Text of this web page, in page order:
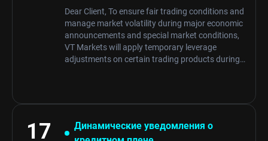
Schedule Notification
Dear Client, To ensure fair trading conditions and
manage market volatility during major economic
announcements and special market conditions,
VT Markets will apply temporary leverage
adjustments on certain trading products during
17
Динамические уведомления о